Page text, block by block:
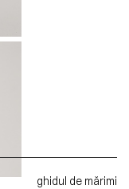
ghidul de mărimi